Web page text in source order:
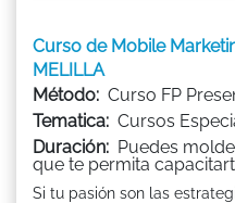
Curso de Mobile
MELILLA
Método: Curso FP
Tematica: Cursos
Duración: Puedes
que te permita
Si tu pasión son las